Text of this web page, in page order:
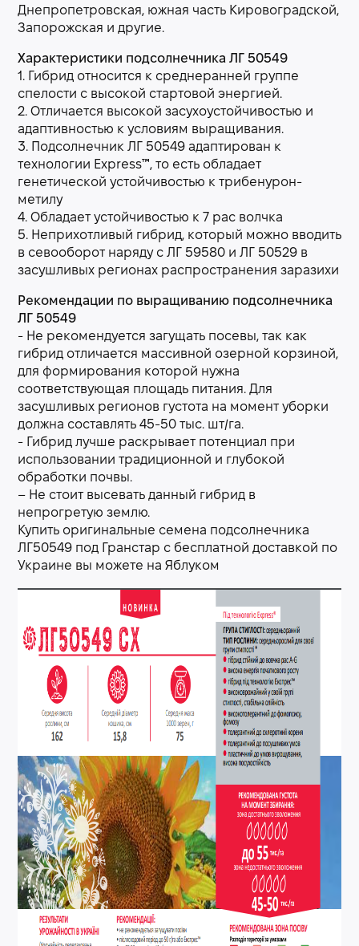
Днепропетровская, южная часть Кировоградской,
Запорожская и другие.
Характеристики подсолнечника ЛГ 50549
1. Гибрид относится к среднеранней группе
спелости с высокой стартовой энергией.
2. Отличается высокой засухоустойчивостью и
адаптивностью к условиям выращивания.
3. Подсолнечник ЛГ 50549 адаптирован к
технологии Express™, то есть обладает
генетической устойчивостью к трибенурон-
метилу
4. Обладает устойчивостью к 7 рас волчка
5. Неприхотливый гибрид, который можно вводить
в севооборот наряду с ЛГ 59580 и ЛГ 50529 в
засушливых регионах распространения заразихи
Рекомендации по выращиванию подсолнечника
ЛГ 50549
- Не рекомендуется загущать посевы, так как
гибрид отличается массивной озерной корзиной,
для формирования которой нужна
соответствующая площадь питания. Для
засушливых регионов густота на момент уборки
должна составлять 45-50 тыс. шт/га.
- Гибрид лучше раскрывает потенциал при
использовании традиционной и глубокой
обработки почвы.
– Не стоит высевать данный гибрид в
непрогретую землю.
Купить оригинальные семена подсолнечника
ЛГ50549 под Гранстар с бесплатной доставкой по
Украине вы можете на Яблуком